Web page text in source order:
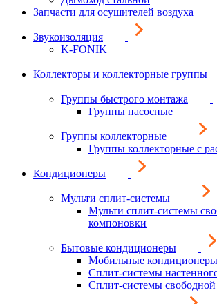
Запчасти для осушителей воздуха
Звукоизоляция
K-FONIK
Коллекторы и коллекторные группы
Группы быстрого монтажа
Группы насосные
Группы коллекторные
Группы коллекторные с
Кондиционеры
Мульти сплит-системы
Мульти сплит-системы
компоновки
Бытовые кондиционеры
Мобильные кондиционеры
Сплит-системы
Сплит-системы